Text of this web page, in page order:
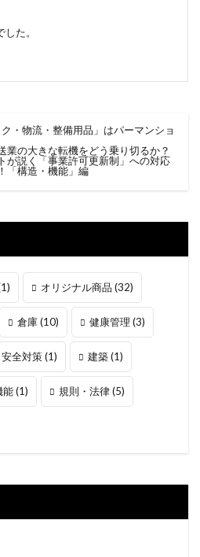
た。
オリジナル商品 (32)
倉庫(10) 健康管理 (3)
安全対策(1) 建築(1)
能(1) 規則・法律(5)